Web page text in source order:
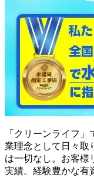
「クリーンライフ
業理念として日々取
は一切なし。お客様
実績。経験豊かな有